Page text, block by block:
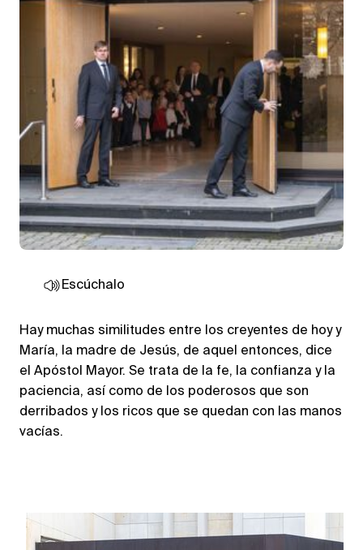
Escúchalo
Hay muchas similitudes entre los creyentes de hoy y
María, la madre de Jesús, de aquel entonces, dice
el Apóstol Mayor. Se trata de la fe, la confianza y la
paciencia, así como de los poderosos que son
derribados y los ricos que se quedan con las manos
vacías.